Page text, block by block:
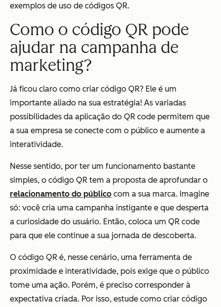
exemplos de uso de códigos QR.
Como o código QR pode
ajudar na campanha de
marketing?
Já ficou claro como criar código QR? Ele é um
importante aliado na sua estratégia! As variadas
possibilidades da aplicação do QR code permitem que
a sua empresa se conecte com o público e aumente a
interatividade.
Nesse sentido, por ter um funcionamento bastante
simples, o código QR tem a proposta de aprofundar o
relacionamento do público com a sua marca. Imagine
só: você cria uma campanha instigante e que desperta
a curiosidade do usuário. Então, coloca um QR code
para que ele continue a sua jornada de descoberta.
O código QR é, nesse cenário, uma ferramenta de
proximidade e interatividade, pois exige que o público
tome uma ação. Porém, é preciso corresponder à
expectativa criada. Por isso, estude como criar código